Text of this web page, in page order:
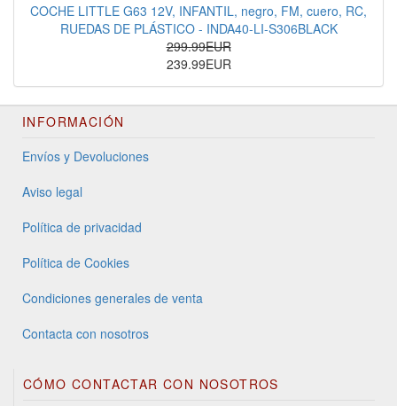
COCHE LITTLE G63 12V, INFANTIL, negro, FM, cuero, RC,
RUEDAS DE PLÁSTICO - INDA40-LI-S306BLACK
299.99EUR
239.99EUR
INFORMACIÓN
Envíos y Devoluciones
Aviso legal
Política de privacidad
Política de Cookies
Condiciones generales de venta
Contacta con nosotros
CÓMO CONTACTAR CON NOSOTROS